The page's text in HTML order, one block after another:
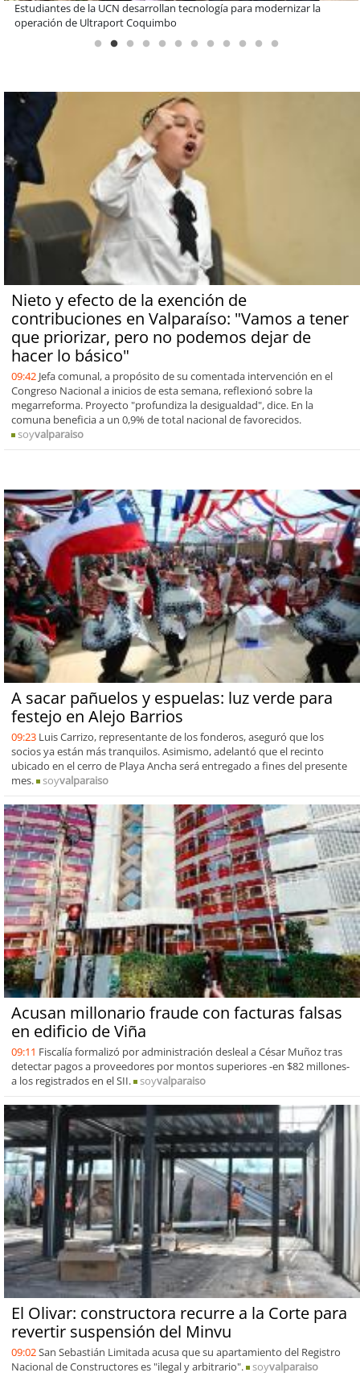
Educación y colaboración público-privada se toman La Araucanía:
encuentro reunió a líderes para abordar las brechas y oportunidades
Nieto y efecto de la exención de
contribuciones en Valparaíso: "Vamos a tener
que priorizar, pero no podemos dejar de
hacer lo básico"
09:42 Jefa comunal, a propósito de su comentada intervención en el
Congreso Nacional a inicios de esta semana, reflexionó sobre la
megarreforma. Proyecto "profundiza la desigualdad", dice. En la
comuna beneficia a un 0,9% de total nacional de favorecidos.
soyvalparaiso
A sacar pañuelos y espuelas: luz verde para
festejo en Alejo Barrios
09:23 Luis Carrizo, representante de los fonderos, aseguró que los
socios ya están más tranquilos. Asimismo, adelantó que el recinto
ubicado en el cerro de Playa Ancha será entregado a fines del presente
mes.
soyvalparaiso
Acusan millonario fraude con facturas falsas
en edificio de Viña
09:11 Fiscalía formalizó por administración desleal a César Muñoz tras
detectar pagos a proveedores por montos superiores -en $82 millones-
a los registrados en el SII.
soyvalparaiso
El Olivar: constructora recurre a la Corte para
revertir suspensión del Minvu
09:02San Sebastián Limitada acusa que su apartamiento del Registro
Nacional de Constructores es "ilegal y arbitrario".
soyvalparaiso